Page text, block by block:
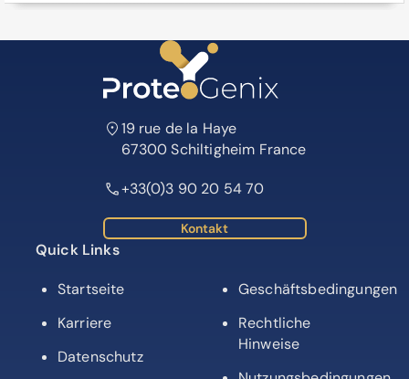
19 rue de la Haye
67300 Schiltigheim France
+33(0)3 90 20 54 70
Kontakt
Quick Links
Startseite
Karriere
Datenschutz
Geschäftsbedingungen
Rechtliche
Hinweise